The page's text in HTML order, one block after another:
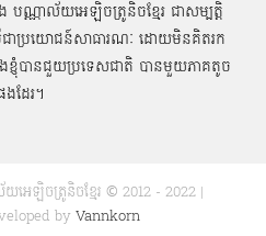
ណ្ណាល័យអេឡិចត្រូនិចខ្មែរ ជាសម្បតិ្ត
ើជាប្រយោជន៍សាធារណៈ ដោយមិនគិតរក
ខ្ញុំបានជួយប្រទេសជាតិ បានមួយភាគតូច
ងដែរ។
អេឡិចត្រូនិចខ្មែរ © 2012 - 2022 |
by Vannkorn